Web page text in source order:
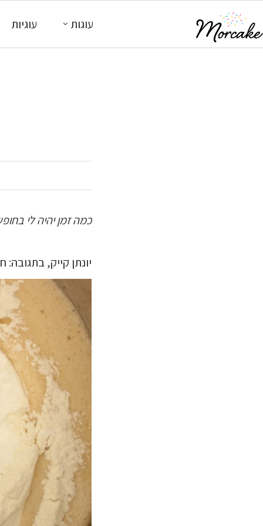
עוגות עוגיות
כמה זמן יהיה לי
יונתן קייק,